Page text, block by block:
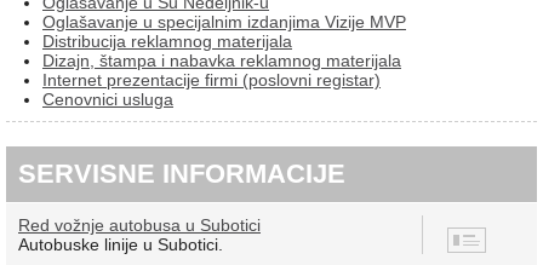
Oglašavanje u specijalnim izdanjima Vizije MVP
Distribucija reklamnog materijala
Dizajn, štampa i nabavka reklamnog materijala
Internet prezentacije firmi (poslovni registar)
Cenovnici usluga
SERVISNE INFORMACIJE
Red vožnje autobusa u Subotici
Autobuske linije u Subotici.